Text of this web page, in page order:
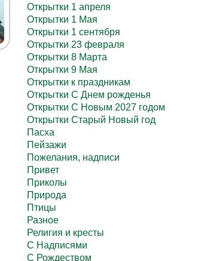
Открытки 1 апреля
Открытки 1 Мая
Открытки 1 сентября
Открытки 23 февраля
Открытки 8 Марта
Открытки 9 Мая
Открытки к праздникам
Открытки С Днем рожденья
Открытки С Новым 2027 годом
Открытки Старый Новый год
Пасха
Пейзажи
Пожелания, надписи
Привет
Приколы
Природа
Птицы
Разное
Религия и кресты
С Надписями
С Рождеством